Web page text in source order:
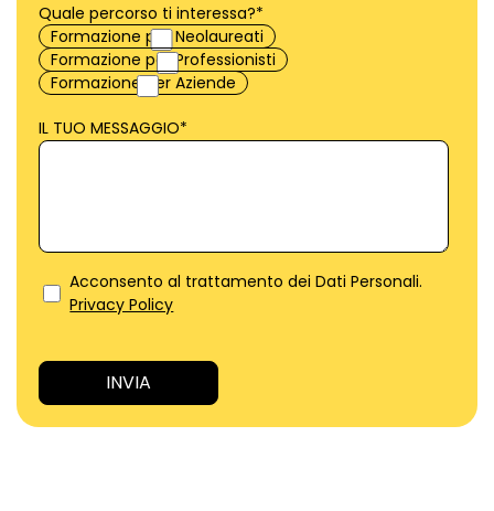
Quale percorso ti interessa?*
Formazione per Neolaureati
Formazione per Professionisti
Formazione per Aziende
IL TUO MESSAGGIO*
Acconsento al trattamento dei Dati Personali.
Privacy Policy